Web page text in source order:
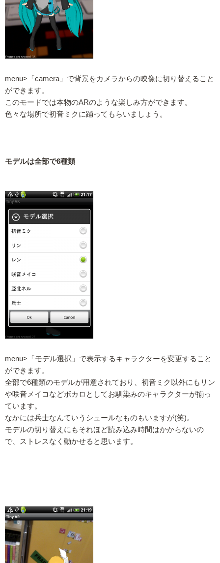
menu>「camera」で背景をカメラからの映像に切り替えること
ができます。
このモードでは本物のARのような楽しみ方ができます。
色々な場所で初音ミクに踊ってもらいましょう。
モデルは全部で6種類
menu>「モデル選択」で表示するキャラクターを変更すること
ができます。
全部で6種類のモデルが用意されており、初音ミク以外にもリン
や咲音メイコなどボカロとしてお馴染みのキャラクターが揃っ
ています。
なかには兵士なんていうシュールなものもいますが(笑)。
モデルの切り替えにもそれほど読み込み時間はかからないの
で、ストレスなく動かせると思います。